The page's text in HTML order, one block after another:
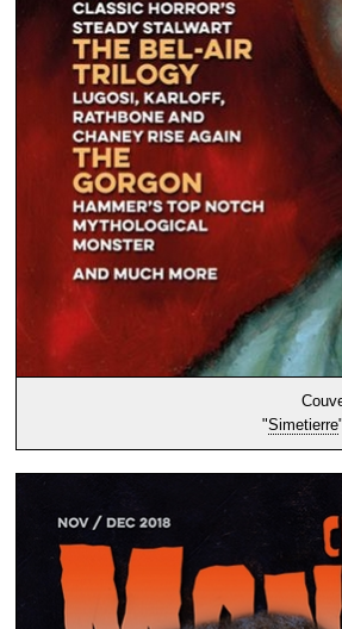
"Simetierre